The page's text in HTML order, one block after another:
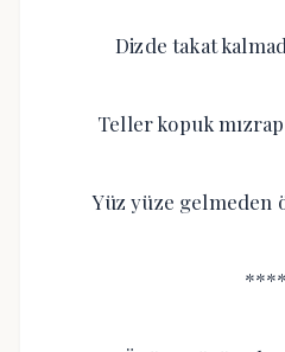
Dizde takat
Teller kopuk
Yüz yüze gelmeden
****